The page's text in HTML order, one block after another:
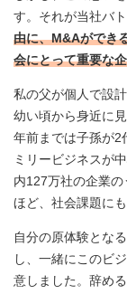
す。それが当社バト
由に、M&Aができ
会にとって重要な
私の父が個人で設
幼い頃から身近に
年前までは子孫が2
ミリービジネスが
内127万社の企業
ほど、社会課題に
自分の原体験とな
し、一緒にこのビ
意しました。辞め